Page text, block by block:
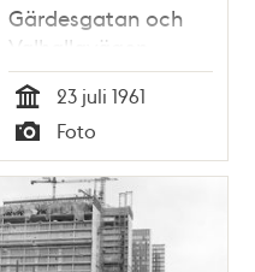
Gärdesgatan och
Valhallavägen.
Byggnadsarbeten i
kv. Garnisonen
Tid
23 juli 1961
Typ
Foto